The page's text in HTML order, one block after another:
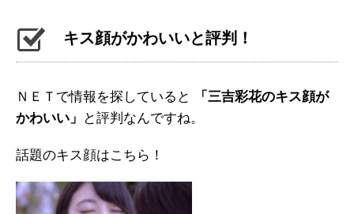
キス顔がかわいいと評判！
ＮＥＴで情報を探していると
「三吉彩花のキス顔が
かわいい」
と評判なんですね。
話題のキス顔はこちら！